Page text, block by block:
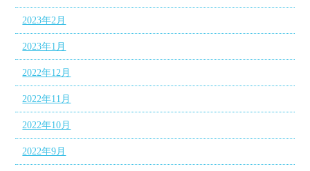
2023年2月
2023年1月
2022年12月
2022年11月
2022年10月
2022年9月